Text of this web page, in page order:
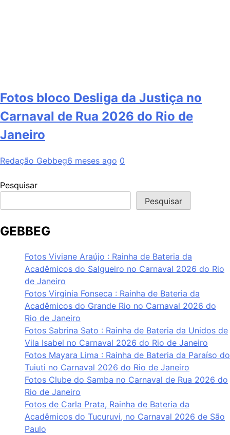
Fotos bloco Desliga da Justiça no
Carnaval de Rua 2026 do Rio de
Janeiro
Redação Gebbeg6 meses ago 0
Pesquisar
Pesquisar
GEBBEG
Fotos Viviane Araújo : Rainha de Bateria da
Acadêmicos do Salgueiro no Carnaval 2026 do Rio
de Janeiro
Fotos Virginia Fonseca : Rainha de Bateria da
Acadêmicos do Grande Rio no Carnaval 2026 do
Rio de Janeiro
Fotos Sabrina Sato : Rainha de Bateria da Unidos de
Vila Isabel no Carnaval 2026 do Rio de Janeiro
Fotos Mayara Lima : Rainha de Bateria da Paraíso do
Tuiuti no Carnaval 2026 do Rio de Janeiro
Fotos Clube do Samba no Carnaval de Rua 2026 do
Rio de Janeiro
Fotos de Carla Prata, Rainha de Bateria da
Acadêmicos do Tucuruvi, no Carnaval 2026 de São
Paulo